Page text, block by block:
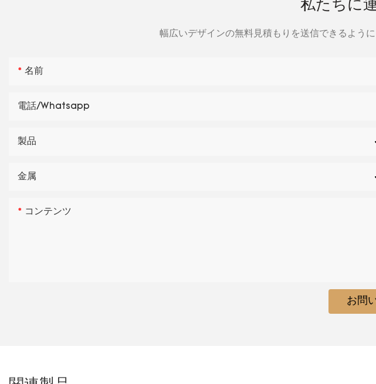
私たちに
幅広いデザインの無料見積もりを送信できるよう
名前
電話/whatsapp
製品
金属
コンテンツ
お問